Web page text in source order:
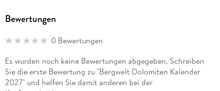
Bewertungen
0 Bewertungen
Es wurden noch keine Bewertungen abgegeben. Schreiben
Sie die erste Bewertung zu "Bergwelt Dolomiten Kalender
2027" und helfen Sie damit anderen bei der